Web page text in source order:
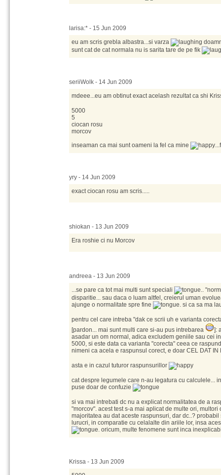
larisa:* - 15 Jun 2009
eu am scris grebla albastra...si varza
sunt cat de cat normala nu is sarita tare de pe fik
seriiWolk - 14 Jun 2009
mdeee...eu am obtinut exact acelash rezultat ca shi
5000
5
ciocan rosu
morcov
inseaman ca mai sunt oameni la fel ca mine
yry - 14 Jun 2009
exact ciocan rosu am scris.....
shiokan - 13 Jun 2009
Era roshie ci nu Morcov
andreea - 13 Jun 2009
...se pare ca tot mai multi sunt speciali
..
disparitie... sau daca o luam altfel, creierul uman
ajunge o normalitate spre fine
. si ca sa ma
pentru cel care intreba "dak ce scrii uh e varianta
[pardon... mai sunt multi care si-au pus intrebarea
]:
asadar un om normal, adica excludem geniile sau cei
5000, si este data ca varianta "corecta" ceea ce
nimeni ca acela e raspunsul corect, e doar CEL DAT
asta e in cazul tuturor raspunsurillor
cat despre legumele care n-au legatura cu calculele...
puse doar de confuzie
si va mai intrebati dc nu a explicat normalitatea de a
"morcov". acest test s-a mai aplicat de multe ori, multori
majoritatea au dat aceste raspunsuri, dar dc..?
lurucri, in comparatie cu celalalte din ariile lor, insa
. oricum, multe fenomene sunt inca
Krissa - 13 Jun 2009